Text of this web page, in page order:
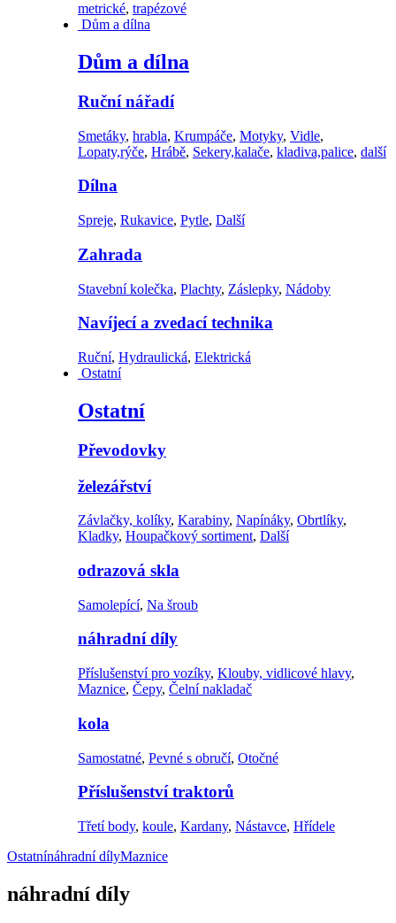
metrické, trapézové
Dům a dílna
Dům a dílna
Ruční nářadí
Smetáky, hrabla, Krumpáče, Motyky, Vidle,
Lopaty,rýče, Hrábě, Sekery,kalače, kladiva,palice, další
Dílna
Spreje, Rukavice, Pytle, Další
Zahrada
Stavební kolečka, Plachty, Záslepky, Nádoby
Navíjecí a zvedací technika
Ruční, Hydraulická, Elektrická
Ostatní
Ostatní
Převodovky
železářství
Závlačky, kolíky, Karabiny, Napínáky, Obrtlíky,
Kladky, Houpačkový sortiment, Další
odrazová skla
Samolepící, Na šroub
náhradní díly
Příslušenství pro vozíky, Klouby, vidlicové hlavy,
Maznice, Čepy, Čelní nakladač
kola
Samostatné, Pevné s obručí, Otočné
Příslušenství traktorů
Třetí body, koule, Kardany, Nástavce, Hřídele
Ostatnínáhradní dílyMaznice
náhradní díly